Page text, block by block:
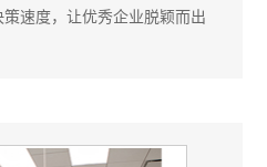
速度，让优秀企业脱颖而出